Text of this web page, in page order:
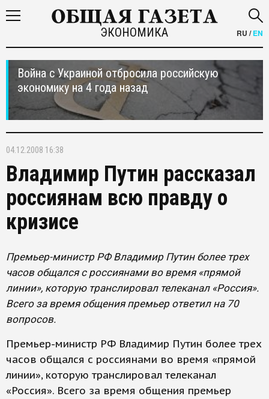
ЭКОНОМИКА RU /EN
Война с Украиной отбросила российскую
экономику на 4 года назад
04.12.2008 16:38
Владимир Путин рассказал
россиянам всю правду о
кризисе
Премьер-министр РФ Владимир Путин более трех
часов общался с россиянами во время «прямой
линии», которую транслировал телеканал «Россия».
Всего за время общения премьер ответил на 70
вопросов.
Премьер-министр РФ Владимир Путин более трех
часов общался с россиянами во время «прямой
линии», которую транслировал телеканал
«Россия». Всего за время общения премьер